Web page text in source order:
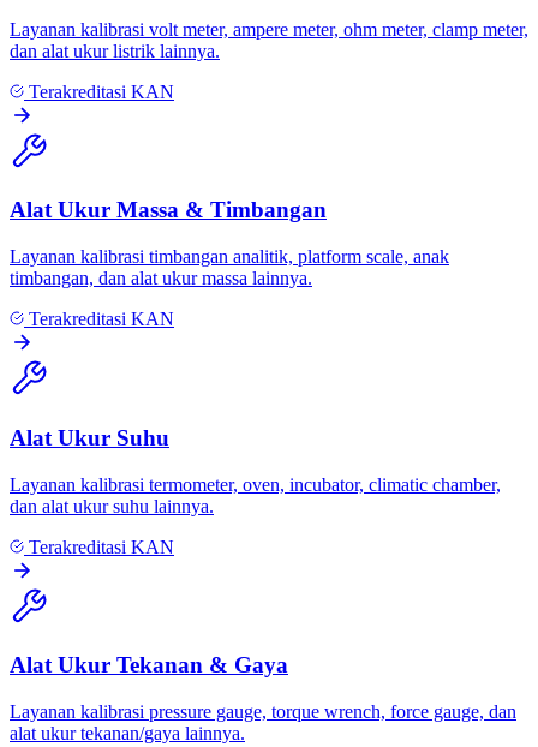
Layanan kalibrasi volt meter, ampere meter, ohm meter, clamp meter,
dan alat ukur listrik lainnya.
Terakreditasi KAN
Alat Ukur Massa & Timbangan
Layanan kalibrasi timbangan analitik, platform scale, anak
timbangan, dan alat ukur massa lainnya.
Terakreditasi KAN
Alat Ukur Suhu
Layanan kalibrasi termometer, oven, incubator, climatic chamber,
dan alat ukur suhu lainnya.
Terakreditasi KAN
Alat Ukur Tekanan & Gaya
Layanan kalibrasi pressure gauge, torque wrench, force gauge, dan
alat ukur tekanan/gaya lainnya.